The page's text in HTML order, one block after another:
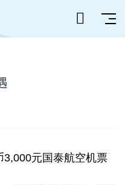
元国泰航空机票